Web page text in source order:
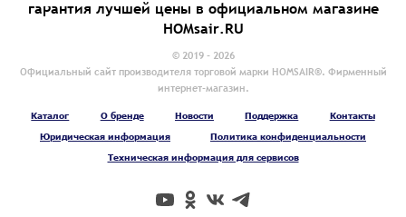
гарантия лучшей цены в официальном магазине
HOMsair.RU
© 2019 - 2026
Официальный сайт производителя торговой марки HOMSAIR®. Фирменный
интернет-магазин.
Каталог О бренде Новости Поддержка
Контакты
Юридическая информация
Политика конфиденциальности
Техническая информация для сервисов